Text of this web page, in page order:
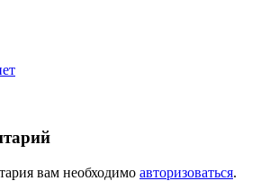
вам необходимо авторизоваться.